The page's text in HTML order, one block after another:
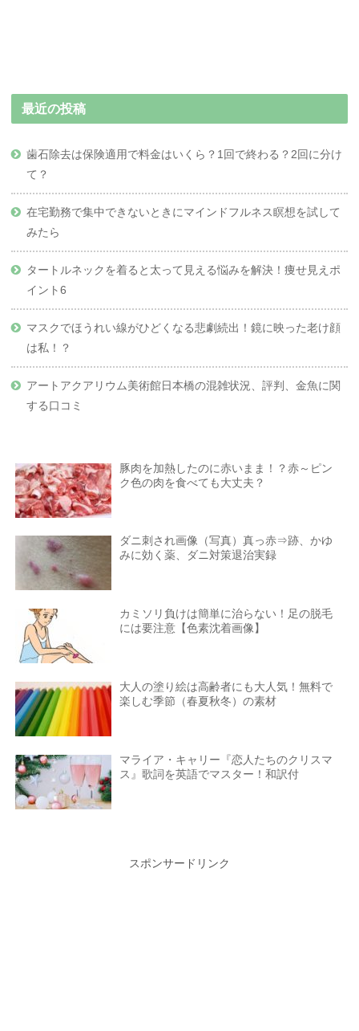
最近の投稿
歯石除去は保険適用で料金はいくら？1回で終わる？2回に分け
て？
在宅勤務で集中できないときにマインドフルネス瞑想を試して
みたら
タートルネックを着ると太って見える悩みを解決！痩せ見えポ
イント6
マスクでほうれい線がひどくなる悲劇続出！鏡に映った老け顔
は私！？
アートアクアリウム美術館日本橋の混雑状況、評判、金魚に関
する口コミ
豚肉を加熱したのに赤いまま！？赤～ピン
ク色の肉を食べても大丈夫？
ダニ刺され画像（写真）真っ赤⇒跡、かゆ
みに効く薬、ダニ対策退治実録
カミソリ負けは簡単に治らない！足の脱毛
には要注意【色素沈着画像】
大人の塗り絵は高齢者にも大人気！無料で
楽しむ季節（春夏秋冬）の素材
マライア・キャリー『恋人たちのクリスマ
ス』歌詞を英語でマスター！和訳付
スポンサードリンク